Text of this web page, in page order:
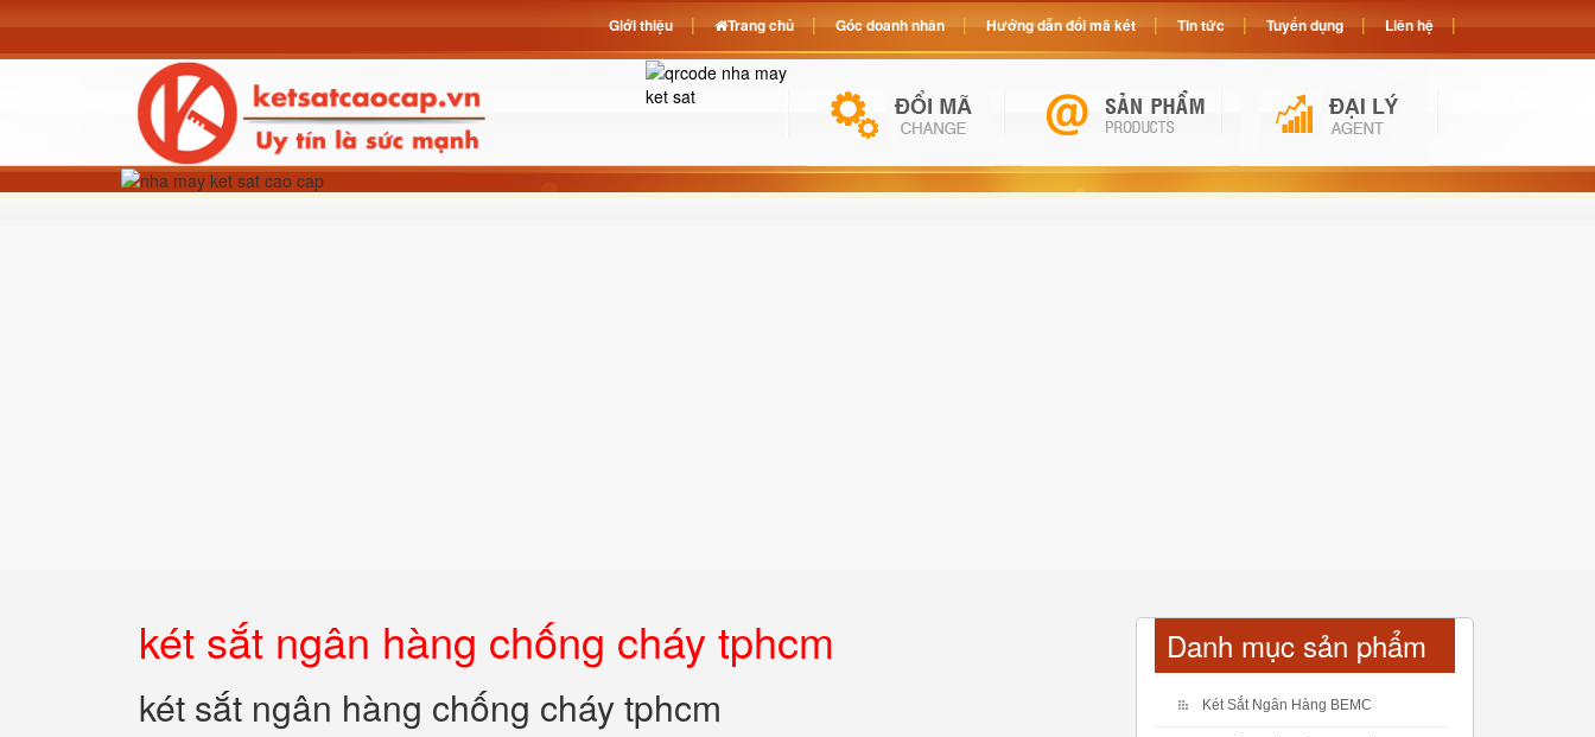
két sắt ngân hàng chống cháy tphcm
két sắt ngân hàng chống cháy tphcm
Danh mục sản phẩm
Két Sắt Ngân Hàng BEMC
Giới thiệu Trang chủ Góc doanh nhân Hướng dẫn đổi mã két Tin tức Tuyển dụng Liên hệ